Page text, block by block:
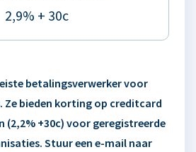
2,9% + 30c
betalingsverwerker voor
Ze bieden korting op creditcard
(2,2% +30c) voor geregistreerde
Stuur een e-mail naar